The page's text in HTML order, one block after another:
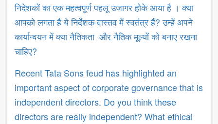
निदेशकों का एक महत्वपूर्ण पहलू उजागर होके आया है । क्या
आपको लगता है ये निर्देशक वास्तव में स्वतंत्र हैं? उन्हें अपने
कार्यान्वयन में क्या नैतिकता और नैतिक मूल्यों को बनाए रखना
चाहिए?
Recent Tata Sons feud has highlighted an
important aspect of corporate governance that is
independent directors. Do you think these
directors are really independent? What ethical